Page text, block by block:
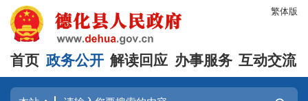
繁体版
首页 政务公开 解读回应 办事服务 互动交流